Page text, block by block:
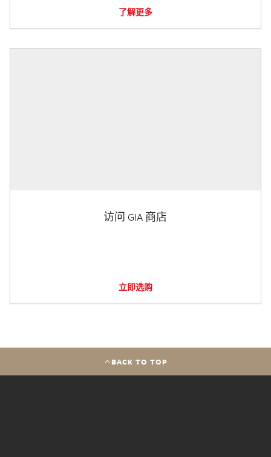
了解更多
访问 GIA 商店
立即选购
BACK TO TOP